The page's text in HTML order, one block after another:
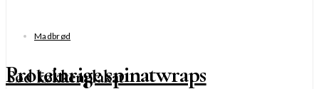
Sød køkkenplakat
Madbrød
Proteinrige spinatwraps